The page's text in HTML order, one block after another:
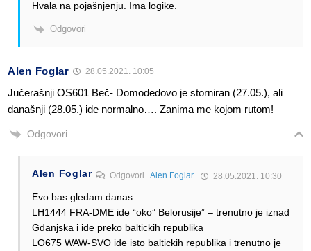
Hvala na pojašnjenju. Ima logike.
Odgovori
Alen Foglar 28.05.2021. 10:05
Jučerašnji OS601 Beč- Domodedovo je storniran (27.05.), ali
današnji (28.05.) ide normalno…. Zanima me kojom rutom!
Odgovori
Alen Foglar Odgovori Alen Foglar 28.05.2021. 10:30
Evo bas gledam danas:
LH1444 FRA-DME ide “oko” Belorusije” – trenutno je iznad
Gdanjska i ide preko baltickih republika
LO675 WAW-SVO ide isto baltickih republika i trenutno je